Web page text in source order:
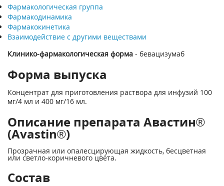
Фармакологическая группа
Фармакодинамика
Фармакокинетика
Взаимодействие с другими веществами
Клинико-фармакологическая форма - бевацизумаб
Форма выпуска
Концентрат для приготовления раствора для инфузий 100
мг/4 мл и 400 мг/16 мл.
Описание препарата Авастин®
(Avastin®)
Прозрачная или опалесцирующая жидкость, бесцветная
или светло-коричневого цвета.
Состав